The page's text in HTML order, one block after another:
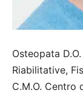
Osteopata
Riabilitative,
C.M.O. Centro